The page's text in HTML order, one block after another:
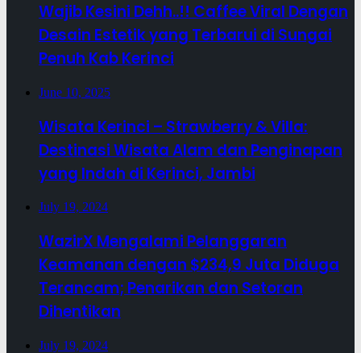
Wajib Kesini Dehh..!! Caffee Viral Dengan
Desain Estetik yang Terbarui di Sungai
Penuh Kab Kerinci
June 10, 2025
Wisata Kerinci – Strawberry & Villa:
Destinasi Wisata Alam dan Penginapan
yang Indah di Kerinci, Jambi
July 19, 2024
WazirX Mengalami Pelanggaran
Keamanan dengan $234,9 Juta Diduga
Terancam; Penarikan dan Setoran
Dihentikan
July 19, 2024